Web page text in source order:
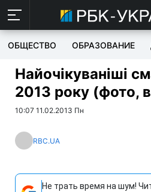
ОБЩЕСТВО ОБРАЗОВАНИЕ
Найочікуваніші
2013 року (фото,
10:07 11.02.2013 Пн
RBC.UA
Не трать время на шум!